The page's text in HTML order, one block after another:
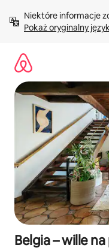
treści Pokaż oryginalny język
Belgia – wille